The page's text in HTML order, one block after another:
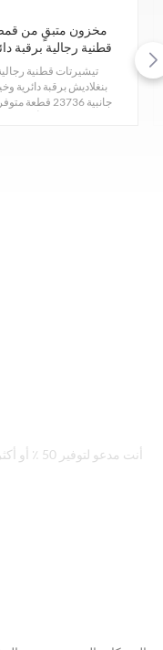
مخزون متبقٍ من
قطنية رجالية برقبة
وخياطة جانبية في
تيشيرتات قطنية
بنغلاديش برقبة دائرية
جانبية 23736 قطعة
أنت مدعو